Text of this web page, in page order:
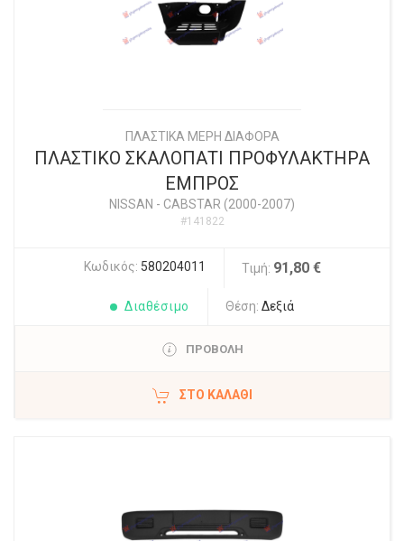
ΠΛΑΣΤΙΚΑ ΜΕΡΗ ΔΙΑΦΟΡΑ
ΠΛΑΣΤΙΚΟ ΣΚΑΛΟΠΑΤΙ ΠΡΟΦΥΛΑΚΤΗΡΑ
ΕΜΠΡΟΣ
NISSAN - CABSTAR (2000-2007)
#141822
Κωδικός: 580204011 Τιμή: 91,80 €
Διαθέσιμο Θέση: Δεξιά
ΠΡΟΒΟΛΗ
ΣΤΟ ΚΑΛΆΘΙ